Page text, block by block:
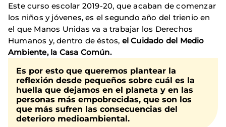
Este curso escolar 2019-20, que acaban de comenzar
los niños y jóvenes, es el segundo año del trienio en
el que Manos Unidas va a trabajar los Derechos
Humanos y, dentro de éstos, el Cuidado del Medio
Ambiente, la Casa Común.
Es por esto que queremos plantear la
reflexión desde pequeños sobre cuál es la
huella que dejamos en el planeta y en las
personas más empobrecidas, que son los
que más sufren las consecuencias del
deterioro medioambiental.